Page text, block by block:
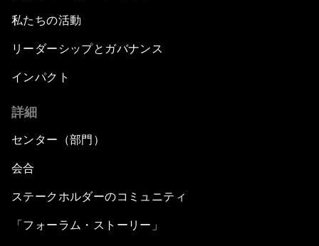
私たちの活動
リーダーシップとガバナンス
インパクト
詳細
センター（部門）
会合
ステークホルダーのコミュニティ
「フォーラム・ストーリー」